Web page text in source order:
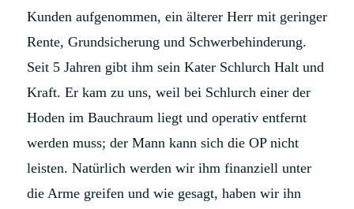
Kunden aufgenommen, ein älterer Herr mit geringer
Rente, Grundsicherung und Schwerbehinderung.
Seit 5 Jahren gibt ihm sein Kater Schlurch Halt und
Kraft. Er kam zu uns, weil bei Schlurch einer der
Hoden im Bauchraum liegt und operativ entfernt
werden muss; der Mann kann sich die OP nicht
leisten. Natürlich werden wir ihm finanziell unter
die Arme greifen und wie gesagt, haben wir ihn